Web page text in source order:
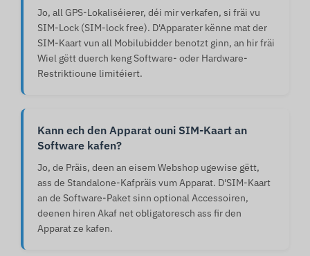
Jo, all GPS-Lokaliséierer, déi mir verkafen, si fräi vu
SIM-Lock (SIM-lock free). D'Apparater kënne mat der
SIM-Kaart vun all Mobilubidder benotzt ginn, an hir fräi
Wiel gëtt duerch keng Software- oder Hardware-
Restriktioune limitéiert.
Kann ech den Apparat ouni SIM-Kaart an
Software kafen?
Jo, de Präis, deen an eisem Webshop ugewise gëtt,
ass de Standalone-Kafpräis vum Apparat. D'SIM-Kaart
an de Software-Paket sinn optional Accessoiren,
deenen hiren Akaf net obligatoresch ass fir den
Apparat ze kafen.